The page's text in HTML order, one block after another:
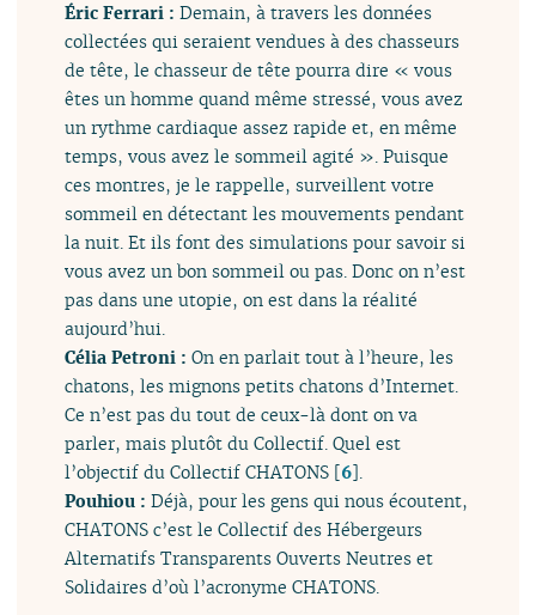
Éric Ferrari :Demain, à travers les données
collectées qui seraient vendues à des chasseurs
de tête, le chasseur de tête pourra dire « vous
êtes un homme quand même stressé, vous avez
un rythme cardiaque assez rapide et, en même
temps, vous avez le sommeil agité ». Puisque
ces montres, je le rappelle, surveillent votre
sommeil en détectant les mouvements pendant
la nuit. Et ils font des simulations pour savoir si
vous avez un bon sommeil ou pas. Donc on n’est
pas dans une utopie, on est dans la réalité
aujourd’hui.
Célia Petroni :On en parlait tout à l’heure, les
chatons, les mignons petits chatons d’Internet.
Ce n’est pas du tout de ceux-là dont on va
parler, mais plutôt du Collectif. Quel est
l’objectif du Collectif CHATONS [6].
Pouhiou :Déjà, pour les gens qui nous écoutent,
CHATONS c’est le Collectif des Hébergeurs
Alternatifs Transparents Ouverts Neutres et
Solidaires d’où l’acronyme CHATONS.